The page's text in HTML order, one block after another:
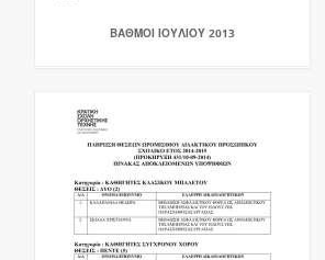
ΒΑΘΜΟΙ ΙΟΥΛΙΟΥ 2013